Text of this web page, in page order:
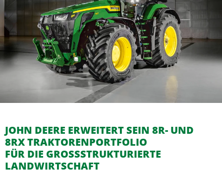
JOHN DEERE ERWEITERT SEIN 8R- UND
8RX TRAKTORENPORTFOLIO
FÜR DIE GROSSSTRUKTURIERTE
LANDWIRTSCHAFT